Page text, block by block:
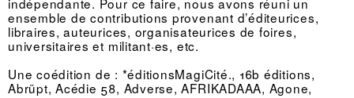
ensemble de contributions provenant d’éditeurices,
libraires, auteurices, organisateurices de foires,
universitaires et militant·es, etc.
Une coédition de : *éditionsMagiCité., 16b éditions,
Abrüpt, Acédie 58, Adverse, AFRIKADAAA, Agone,